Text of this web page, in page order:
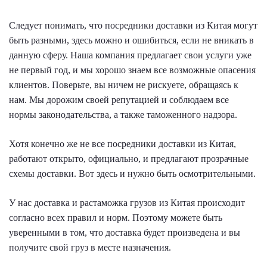
Следует понимать, что посредники доставки из Китая могут
быть разными, здесь можно и ошибиться, если не вникать в
данную сферу. Наша компания предлагает свои услуги уже
не первый год, и мы хорошо знаем все возможные опасения
клиентов. Поверьте, вы ничем не рискуете, обращаясь к
нам. Мы дорожим своей репутацией и соблюдаем все
нормы законодательства, а также таможенного надзора.
Хотя конечно же не все посредники доставки из Китая,
работают открыто, официально, и предлагают прозрачные
схемы доставки. Вот здесь и нужно быть осмотрительными.
У нас доставка и растаможка грузов из Китая происходит
согласно всех правил и норм. Поэтому можете быть
уверенными в том, что доставка будет произведена и вы
получите свой груз в месте назначения.